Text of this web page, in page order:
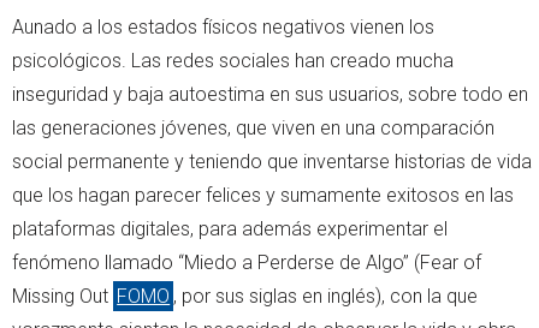
Aunado a los estados físicos negativos vienen los
psicológicos. Las redes sociales han creado mucha
inseguridad y baja autoestima en sus usuarios, sobre todo en
las generaciones jóvenes, que viven en una comparación
social permanente y teniendo que inventarse historias de vida
que los hagan parecer felices y sumamente exitosos en las
plataformas digitales, para además experimentar el
fenómeno llamado “Miedo a Perderse de Algo” (Fear of
Missing Out FOMO , por sus siglas en inglés), con la que